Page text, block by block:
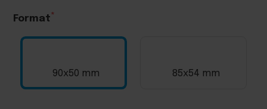
Format
90x50 mm 85x54 mm